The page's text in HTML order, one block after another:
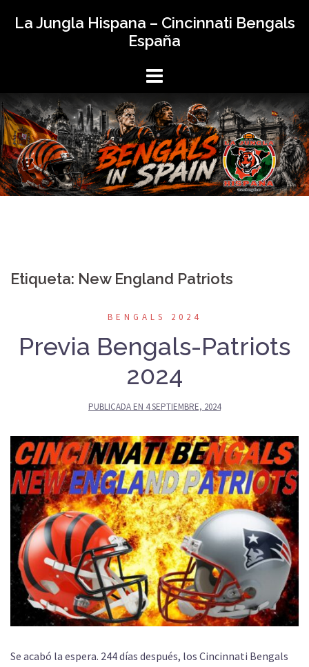
La Jungla Hispana – Cincinnati Bengals
España
Etiqueta: New England Patriots
BENGALS 2024
Previa Bengals-Patriots
2024
PUBLICADA EN 4 SEPTIEMBRE, 2024
Se acabó la espera. 244 días después, los Cincinnati Bengals